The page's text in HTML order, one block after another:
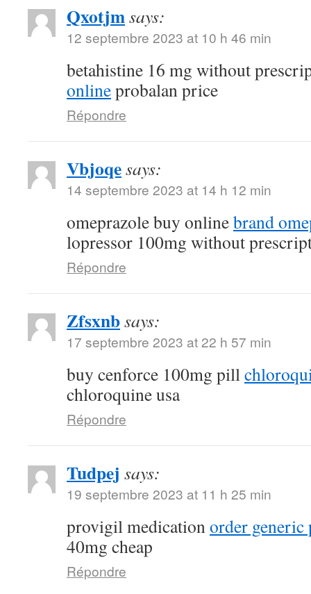
Qxotjmsays:
12 septembre 2023 at 10 h 46 min
betahistine 16 mg without
onlineprobalan price
Répondre
Vbjoqesays:
14 septembre 2023 at 14 h 12 min
omeprazole buy onlinebrand
lopressor 100mg without
Répondre
Zfsxnbsays:
17 septembre 2023 at 22 h 57 min
buy cenforce 100mg pill
chloroquine usa
Répondre
Tudpej says:
19 septembre 2023 at 11 h 25 min
provigil medicationorder
40mg cheap
Répondre